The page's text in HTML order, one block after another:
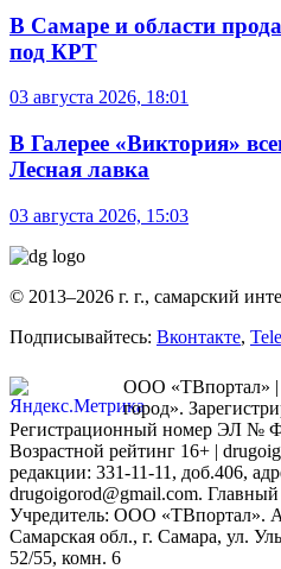
В Самаре и области
под КРТ
03 августа 2026, 18:01
В Галерее «Виктория»
Лесная лавка
03 августа 2026, 15:03
© 2013–2026 г. г., самарский
Подписывайтесь: Вконтакте,
ООО «ТВпортал» |
город».
Регистрационный номер ЭЛ №
Возрастной рейтинг 16+ |
редакции: 331-11-11, доб.406,
drugoigorod@gmail.com.
Учредитель: ООО «ТВпортал».
Самарская обл., г. Самара, ул.
52/55, комн. 6